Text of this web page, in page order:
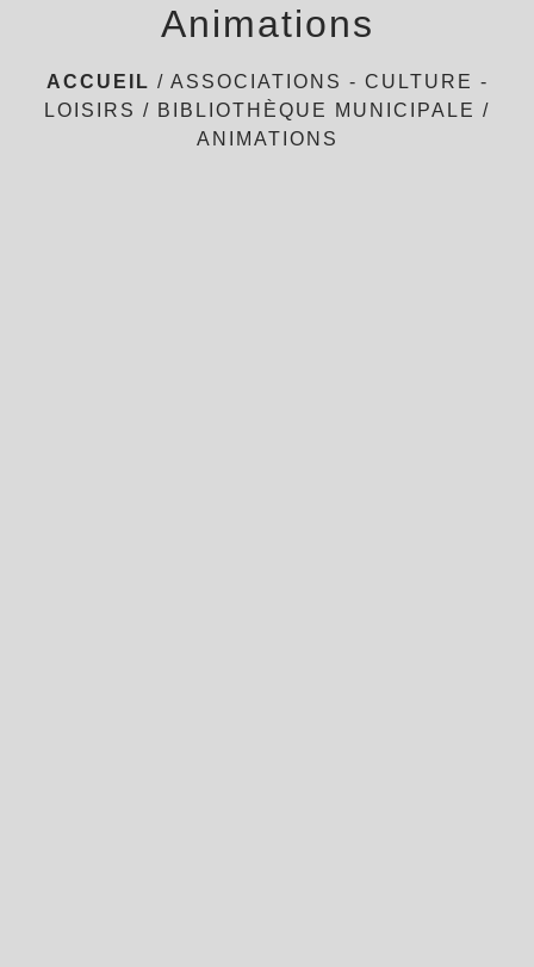
Animations
ACCUEIL / ASSOCIATIONS - CULTURE -
LOISIRS / BIBLIOTHÈQUE MUNICIPALE /
ANIMATIONS